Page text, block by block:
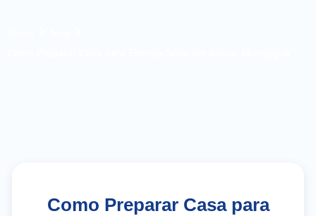
Como Preparar Casa para